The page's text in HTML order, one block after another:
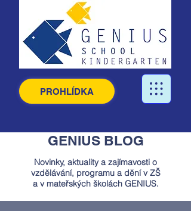
PROHLÍDKA
GENIUS BLOG
Novinky, aktuality a zajímavosti o
vzdělávání, programu a dění v ZŠ
a v mateřských školách GENIUS.